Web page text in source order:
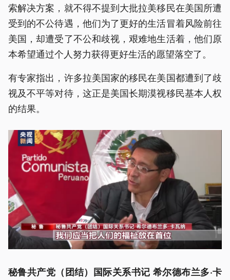
索解决方案，就不得不提到大批拉美移民在美国所遭
受到的不公待遇，他们为了更好的生活冒着风险前往
美国，却遭受了不公和歧视，艰难地生活着，他们原
本希望通过个人努力获得更好生活的愿望落空了。
有专家指出，许多拉美国家的移民在美国都遭到了歧
视及不平等对待，这正是美国长期漠视移民基本人权
的结果。
秘鲁共产党（团结）国际关系书记 希尔德布兰多·卡